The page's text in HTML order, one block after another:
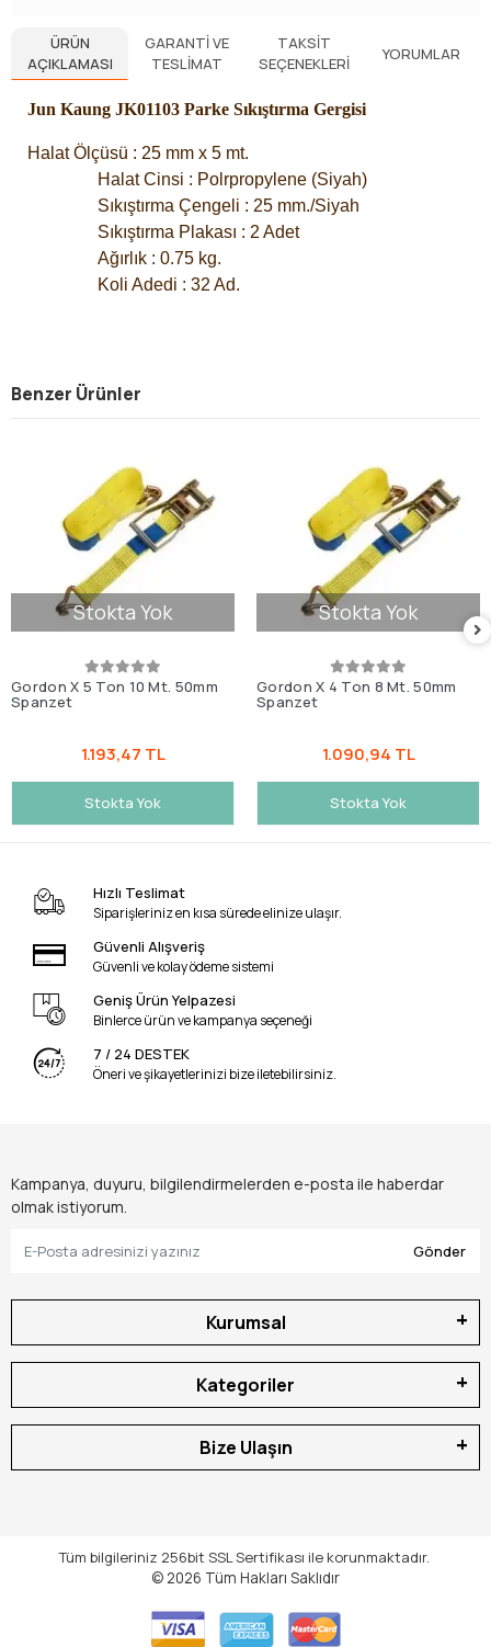
ÜRÜN
AÇIKLAMASI
GARANTI VE
TESLIMAT
TAKSIT
SEÇENEKLERI
YORUMLAR
Jun Kaung JK01103 Parke Sıkıştırma Gergisi
Halat Ölçüsü : 25 mm x 5 mt.
		Halat Cinsi : Polrpropylene (Siyah)
		Sıkıştırma Çengeli : 25 mm./Siyah
		Sıkıştırma Plakası : 2 Adet
		Ağırlık : 0.75 kg.
		Koli Adedi : 32 Ad.
Benzer Ürünler
Stokta Yok
Gordon X 5 Ton 10 Mt. 50mm
Spanzet
1.193,47 TL
Stokta Yok
Stokta Yok
Gordon X 4 Ton 8 Mt. 50mm
Spanzet
1.090,94 TL
Stokta Yok
Hızlı Teslimat
Siparişleriniz en kısa sürede elinize ulaşır.
Güvenli Alışveriş
Güvenli ve kolay ödeme sistemi
Geniş Ürün Yelpazesi
Binlerce ürün ve kampanya seçeneği
7 / 24 DESTEK
Öneri ve şikayetlerinizi bize iletebilirsiniz.
Kampanya, duyuru, bilgilendirmelerden e-posta ile haberdar
olmak istiyorum.
Gönder
Kurumsal
Kategoriler
Bize Ulaşın
Tüm bilgileriniz 256bit SSL Sertifikası ile korunmaktadır.
© 2026 Tüm Hakları Saklıdır